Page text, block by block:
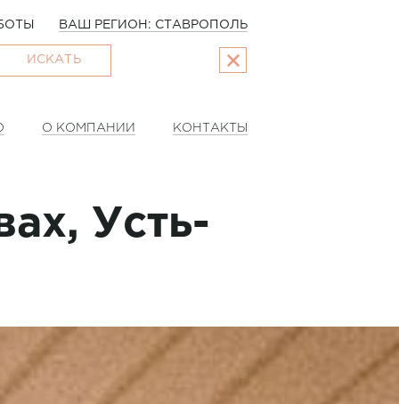
ВАШ РЕГИОН: СТАВРОПОЛЬ
ИСКАТЬ
О КОМПАНИИ КОНТАКТЫ
Усть-